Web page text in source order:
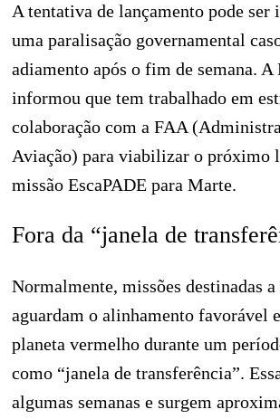
A tentativa de lançamento pode ser
uma paralisação governamental
adiamento após o fim de semana.
informou que tem trabalhado em
colaboração com a FAA
Aviação) para viabilizar o próximo
missão EscaPADE para Marte.
Fora da “janela de
Normalmente, missões destinadas
aguardam o alinhamento favorável
planeta vermelho durante um
como “janela de transferência”.
algumas semanas e surgem